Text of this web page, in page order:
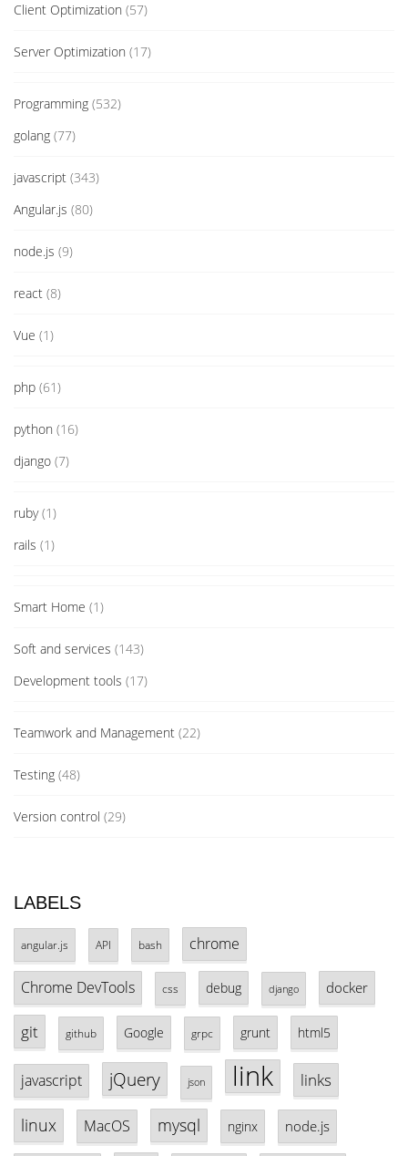
Client Optimization (57)
Server Optimization (17)
Programming (532)
golang (77)
javascript (343)
Angular.js (80)
node.js (9)
react (8)
Vue (1)
php (61)
python (16)
django (7)
ruby(1)
rails (1)
Smart Home (1)
Soft and services (143)
Development tools (17)
Teamwork and Management (22)
Testing (48)
Version control (29)
LABELS
angular.js API bash chrome
Chrome DevTools css debug django docker
git github Google grpc grunt html5
javascript jQuery json link links
linux MacOS mysql nginx node.js